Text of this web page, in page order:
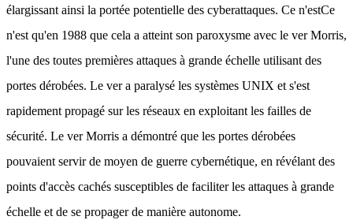
élargissant ainsi la portée potentielle des cyberattaques. Ce n'estCe
n'est qu'en 1988 que cela a atteint son paroxysme avec le ver Morris,
l'une des toutes premières attaques à grande échelle utilisant des
portes dérobées. Le ver a paralysé les systèmes UNIX et s'est
rapidement propagé sur les réseaux en exploitant les failles de
sécurité. Le ver Morris a démontré que les portes dérobées
pouvaient servir de moyen de guerre cybernétique, en révélant des
points d'accès cachés susceptibles de faciliter les attaques à grande
échelle et de se propager de manière autonome.